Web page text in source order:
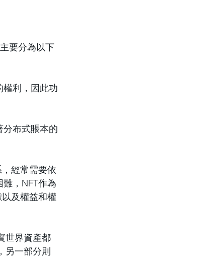
要分為以下
權利，因此功
布式賬本的
經常需要依
，NFT作為
及權益和權
世界資產都
另一部分則